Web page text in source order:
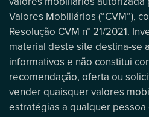
Valores Mobiliários (“CVM”),
Resolução CVM n° 21/2021.
material deste site destina-se
informativos e não constitui
recomendação, oferta ou
vender quaisquer valores
estratégias a qualquer